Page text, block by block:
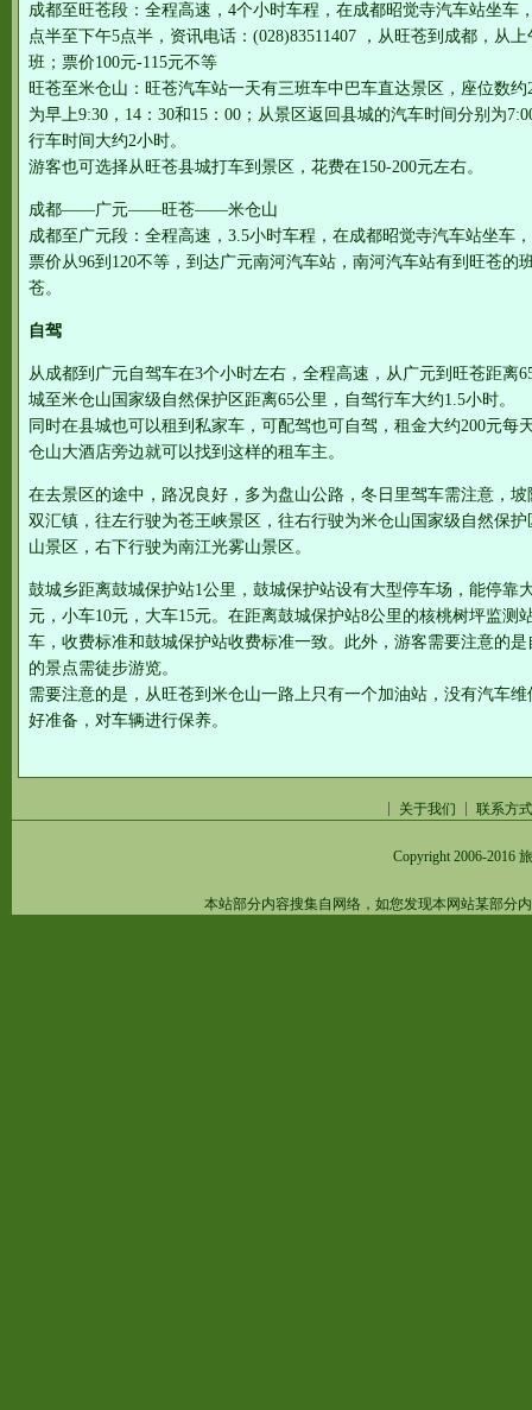
成都至旺苍段：全程高速，4个小时车程，在成都昭觉寺汽车站坐车
点半至下午5点半，资讯电话：(028)83511407 ，从旺苍到成都，从
班；票价100元-115元不等
旺苍至米仓山：旺苍汽车站一天有三班车中巴车直达景区，座位数
为早上9:30，14：30和15：00；从景区返回县城的汽车时间分别为
行车时间大约2小时。
游客也可选择从旺苍县城打车到景区，花费在150-200元左右。
成都——广元——旺苍——米仓山
成都至广元段：全程高速，3.5小时车程，在成都昭觉寺汽车站坐车
票价从96到120不等，到达广元南河汽车站，南河汽车站有到旺苍的
苍。
自驾
从成都到广元自驾车在3个小时左右，全程高速，从广元到旺苍距离
城至米仓山国家级自然保护区距离65公里，自驾行车大约1.5小时。
同时在县城也可以租到私家车，可配驾也可自驾，租金大约200元每
仓山大酒店旁边就可以找到这样的租车主。
在去景区的途中，路况良好，多为盘山公路，冬日里驾车需注意，
双汇镇，往左行驶为苍王峡景区，往右行驶为米仓山国家级自然保
山景区，右下行驶为南江光雾山景区。
鼓城乡距离鼓城保护站1公里，鼓城保护站设有大型停车场，能停靠
元，小车10元，大车15元。在距离鼓城保护站8公里的核桃树坪监测
车，收费标准和鼓城保护站收费标准一致。此外，游客需要注意的
的景点需徒步游览。
需要注意的是，从旺苍到米仓山一路上只有一个加油站，没有汽车
好准备，对车辆进行保养。
关于我们 联系方式
Copyright 2006-2016
本站部分内容搜集自网络，如您发现本网站某部分